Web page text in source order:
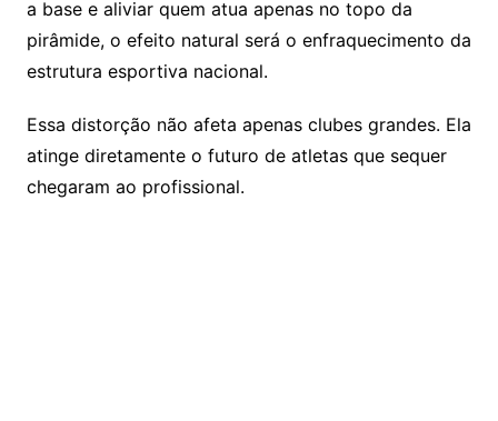
a base e aliviar quem atua apenas no topo da
pirâmide, o efeito natural será o enfraquecimento da
estrutura esportiva nacional.
Essa distorção não afeta apenas clubes grandes. Ela
atinge diretamente o futuro de atletas que sequer
chegaram ao profissional.